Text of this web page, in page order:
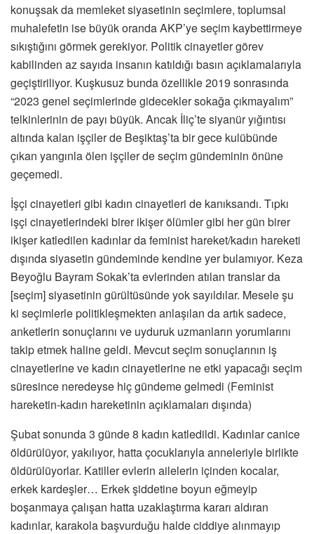
konuşsak da memleket siyasetinin seçimlere, toplumsal
muhalefetin ise büyük oranda AKP’ye seçim kaybettirmeye
sıkıştığını görmek gerekiyor. Politik cinayetler görev
kabilinden az sayıda insanın katıldığı basın açıklamalarıyla
geçiştiriliyor. Kuşkusuz bunda özellikle 2019 sonrasında
“2023 genel seçimlerinde gidecekler sokağa çıkmayalım”
telkinlerinin de payı büyük. Ancak İliç’te siyanür yığıntısı
altında kalan işçiler de Beşiktaş’ta bir gece kulübünde
çıkan yangınla ölen işçiler de seçim gündeminin önüne
geçemedi.
İşçi cinayetleri gibi kadın cinayetleri de kanıksandı. Tıpkı
işçi cinayetlerindeki birer ikişer ölümler gibi her gün birer
ikişer katledilen kadınlar da feminist hareket/kadın hareketi
dışında siyasetin gündeminde kendine yer bulamıyor. Keza
Beyoğlu Bayram Sokak’ta evlerinden atılan translar da
[seçim] siyasetinin gürültüsünde yok sayıldılar. Mesele şu
ki seçimlerle politikleşmekten anlaşılan da artık sadece,
anketlerin sonuçlarını ve uyduruk uzmanların yorumlarını
takip etmek haline geldi. Mevcut seçim sonuçlarının iş
cinayetlerine ve kadın cinayetlerine ne etki yapacağı seçim
süresince neredeyse hiç gündeme gelmedi (Feminist
hareketin-kadın hareketinin açıklamaları dışında)
Şubat sonunda 3 günde 8 kadın katledildi. Kadınlar canice
öldürülüyor, yakılıyor, hatta çocuklarıyla anneleriyle birlikte
öldürülüyorlar. Katiller evlerin ailelerin içinden kocalar,
erkek kardeşler… Erkek şiddetine boyun eğmeyip
boşanmaya çalışan hatta uzaklaştırma kararı aldıran
kadınlar, karakola başvurduğu halde ciddiye alınmayıp